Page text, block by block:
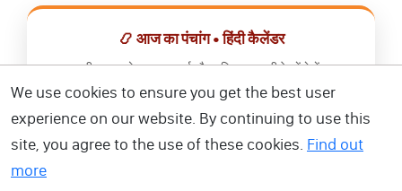
📿 आज का पंचांग • हिंदी कैलेंडर
सभी व्रत, त्योहार, शुभ मुहूर्त और राशिफल एक ही ऐप में देखें।
📅 हिंदी कैलेंडर ऐप डाउनलोड करें
We use cookies to ensure you get the best user
experience on our website. By continuing to use this
site, you agree to the use of these cookies. Find out
more